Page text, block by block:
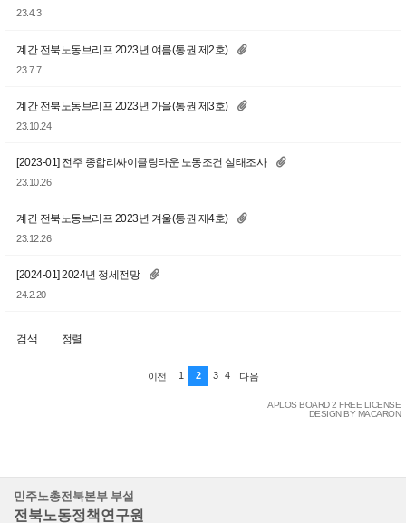
23.4.3
계간 전북노동브리프 2023년 여름(통권 제2호)
23.7.7
계간 전북노동브리프 2023년 가을(통권 제3호)
23.10.24
[2023-01] 전주 종합리싸이클링타운 노동조건 실태조사
23.10.26
계간 전북노동브리프 2023년 겨울(통권 제4호)
23.12.26
[2024-01] 2024년 정세전망
24.2.20
검색 정렬
이전 1 2 3 4 다음
APLOS BOARD 2 FREE LICENSE
DESIGN BY MACARON
민주노총전북본부 부설
전북노동정책연구원